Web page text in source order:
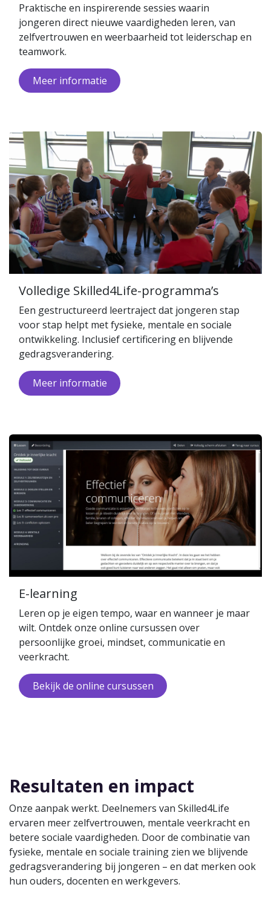
Praktische en inspirerende sessies waarin
jongeren direct nieuwe vaardigheden leren, van
zelfvertrouwen en weerbaarheid tot leiderschap en
teamwork.
Meer infor​​m​​atie
Volledige Skilled4Life-programma’s
Een gestructureerd leertraject dat jongeren stap
voor stap helpt met fysieke, mentale en sociale
ontwikkeling. Inclusief certificering en blijvende
gedragsverandering.
Meer inform​​a​​tie
E-learning
Leren op je eigen tempo, waar en wanneer je maar
wilt. Ontdek onze online cursussen over
persoonlijke groei, mindset, communicatie en
veerkracht.
Bekij​​k de online​​ cursussen
Resultaten en impact
Onze aanpak werkt. Deelnemers van Skilled4Life
ervaren meer zelfvertrouwen, mentale veerkracht en
betere sociale vaardigheden. Door de combinatie van
fysieke, mentale en sociale training zien we blijvende
gedragsverandering bij jongeren – en dat merken ook
hun ouders, docenten en werkgevers.